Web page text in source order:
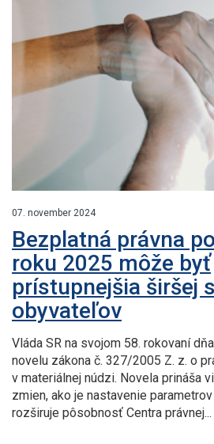
07. november 2024
Bezplatná právna
roku 2025 môže byť
prístupnejšia širšej
obyvateľov
Vláda SR na svojom 58. rokovaní
novelu zákona č. 327/2005 Z. z. o
v materiálnej núdzi. Novela prináša
zmien, ako je nastavenie
rozširuje pôsobnosť Centra právnej...